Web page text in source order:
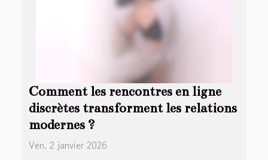
Comment les rencontres en ligne
discrètes transforment les relations
modernes ?
Ven. 2 janvier 2026